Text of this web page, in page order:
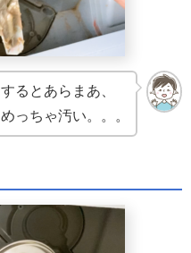
するとあらまあ、
めっちゃ汚い。。。